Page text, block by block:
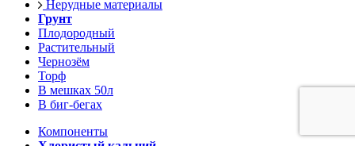
Нерудные материалы
Грунт
Плодородный
Растительный
Чернозём
Торф
В мешках 50л
В биг-бегах
Компоненты